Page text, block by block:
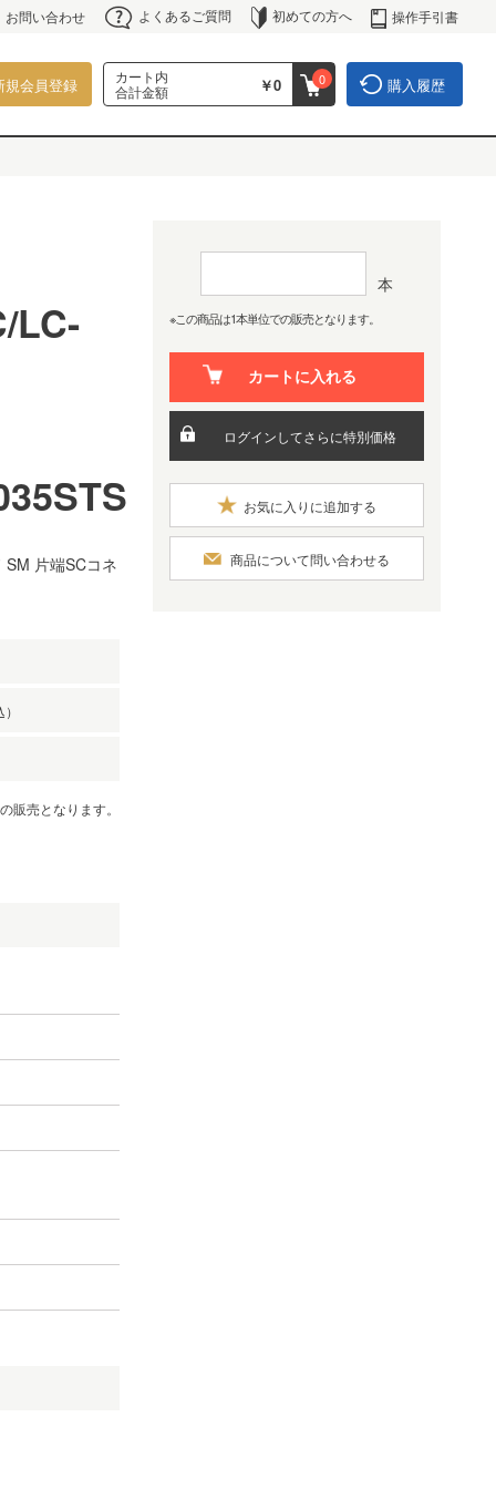
お問い合わせ よくあるご質問 初めての方へ 操作手引書
規会員登録
カート内
合計金額
￥0 0 購入履歴
LC-
片端SCコネ
販売となります。
本
※この商品は1本単位での販売となります。
カートに入れる
ログインしてさらに特別価格
お気に入りに追加する
商品について問い合わせる